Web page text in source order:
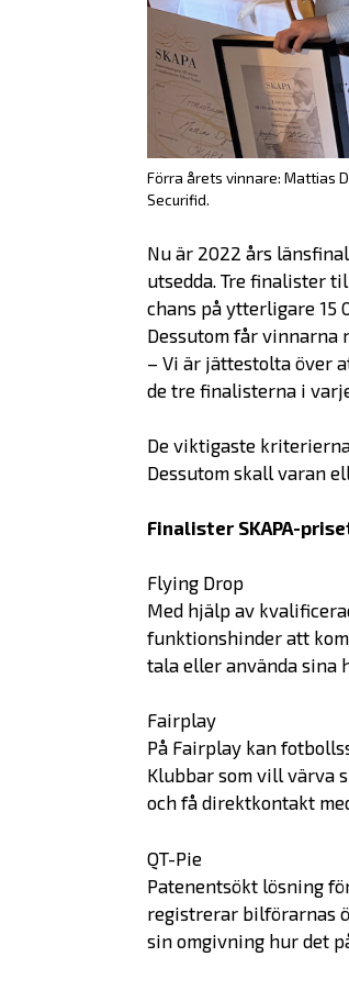
Förra årets vinnare: Mattias
Securifid.
Nu är 2022 års
utsedda. Tre finalister
chans på ytterligare 15
Dessutom får vinnarna
– Vi är jättestolta över
de tre finalisterna i
De viktigaste
Dessutom skall varan
Finalister SKAPA-
Flying Drop
Med hjälp av
funktionshinder att
tala eller använda sina
Fairplay
På Fairplay kan
Klubbar som vill värva
och få direktkontakt
QT-Pie
Patenentsökt lösning
registrerar bilförarnas
sin omgivning hur det